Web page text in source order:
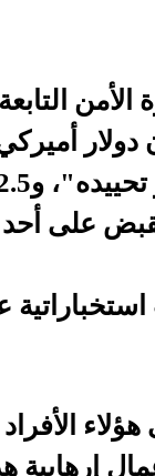
أميركي)
في "القبض على غالي أو تحييده"، و2.5
عن
هددت